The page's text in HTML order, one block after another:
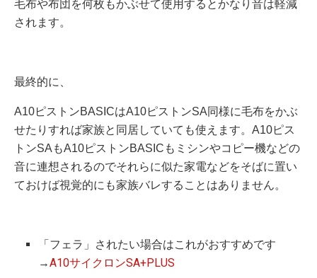
毛布や布団を何枚もかぶせて使用するとかなり音は軽減
されます。
最終的に、
A10ピストンBASICはA10ピストンSA同様に毛布をかぶ
せたりすれば家族と同居していても使えます。A10ピス
トンSAもA10ピストンBASICもミシンやコピー機などの
音に連想されるのでそれらに似た家電などをそばに置い
ておけば視覚的にも家族バレすることはありません。
「フェラ」されたい場合はこれがおすすめです
→A10サイクロンSA+PLUS